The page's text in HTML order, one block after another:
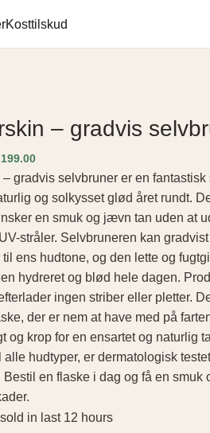
Kosttilskud
– gradvis
199.00
gradvis selvbruner er en fantastisk
og solkysset glød året rundt.
en smuk og jævn tan uden at
stråler. Selvbruneren kan
ens hudtone, og den lette og
hydreret og blød hele dagen.
ingen striber eller pletter.
der er nem at have med på
og krop for en ensartet og naturlig
alle hudtyper, er dermatologisk
Bestil en flaske i dag og få en smuk
sold in last 12 hours